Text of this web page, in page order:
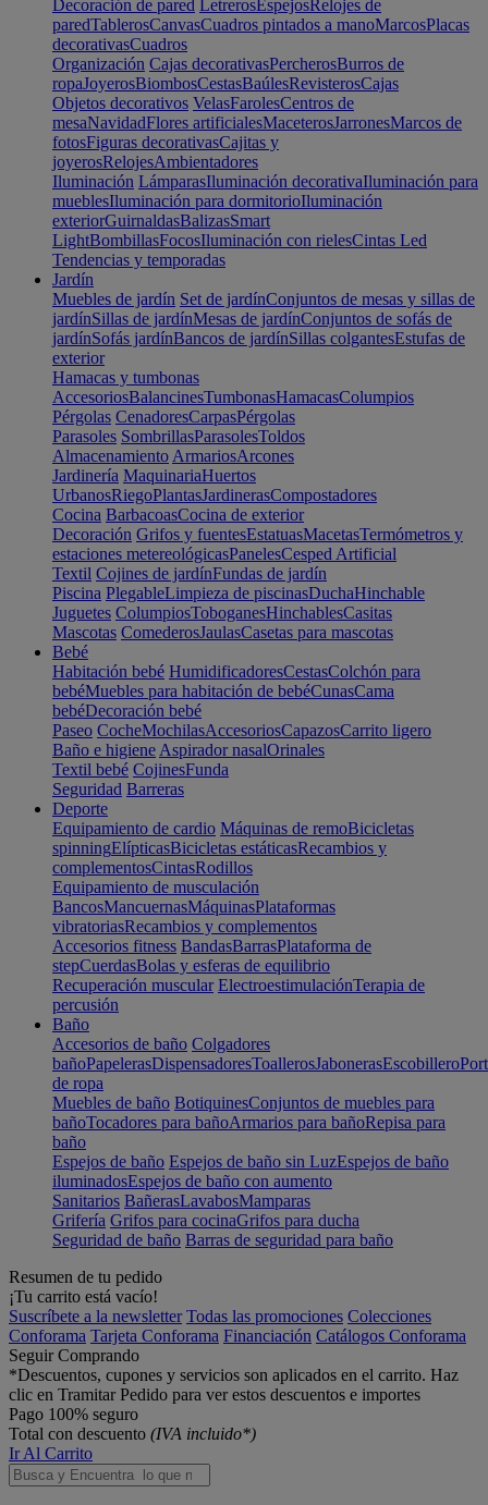
Decoración de pared LetrerosEspejosRelojes de
paredTablerosCanvasCuadros pintados a manoMarcosPlacas
decorativasCuadros
Organización Cajas decorativasPercherosBurros de
ropaJoyerosBiombosCestasBaúlesRevisterosCajas
Objetos decorativos VelasFarolesCentros de
mesaNavidadFlores artificialesMaceterosJarronesMarcos de
fotosFiguras decorativasCajitas y
joyerosRelojesAmbientadores
Iluminación LámparasIluminación decorativaIluminación para
mueblesIluminación para dormitorioIluminación
exteriorGuirnaldasBalizasSmart
LightBombillasFocosIluminación con rielesCintas Led
Tendencias y temporadas
Jardín
Muebles de jardín Set de jardínConjuntos de mesas y sillas de
jardínSillas de jardínMesas de jardínConjuntos de sofás de
jardínSofás jardínBancos de jardínSillas colgantesEstufas de
exterior
Hamacas y tumbonas
AccesoriosBalancinesTumbonasHamacasColumpios
Pérgolas CenadoresCarpasPérgolas
Parasoles SombrillasParasolesToldos
Almacenamiento ArmariosArcones
Jardinería MaquinariaHuertos
UrbanosRiegoPlantasJardinerasCompostadores
Cocina BarbacoasCocina de exterior
Decoración Grifos y fuentesEstatuasMacetasTermómetros y
estaciones metereológicasPanelesCesped Artificial
Textil Cojines de jardínFundas de jardín
Piscina PlegableLimpieza de piscinasDuchaHinchable
Juguetes ColumpiosToboganesHinchablesCasitas
Mascotas ComederosJaulasCasetas para mascotas
Bebé
Habitación bebé HumidificadoresCestasColchón para
bebéMuebles para habitación de bebéCunasCama
bebéDecoración bebé
Paseo CocheMochilasAccesoriosCapazosCarrito ligero
Baño e higiene Aspirador nasalOrinales
Textil bebé CojinesFunda
Seguridad Barreras
Deporte
Equipamiento de cardio Máquinas de remoBicicletas
spinningElípticasBicicletas estáticasRecambios y
complementosCintasRodillos
Equipamiento de musculación
BancosMancuernasMáquinasPlataformas
vibratoriasRecambios y complementos
Accesorios fitness BandasBarrasPlataforma de
stepCuerdasBolas y esferas de equilibrio
Recuperación muscular ElectroestimulaciónTerapia de
percusión
Baño
Accesorios de baño Colgadores
bañoPapelerasDispensadoresToallerosJabonerasEscobillero
de ropa
Muebles de baño BotiquinesConjuntos de muebles para
bañoTocadores para bañoArmarios para bañoRepisa para
baño
Espejos de baño Espejos de baño sin LuzEspejos de baño
iluminadosEspejos de baño con aumento
Sanitarios BañerasLavabosMamparas
Grifería Grifos para cocinaGrifos para ducha
Seguridad de baño Barras de seguridad para baño
Resumen de tu pedido
¡Tu carrito está vacío!
Suscríbete a la newsletter Todas las promociones Colecciones
Conforama Tarjeta Conforama Financiación Catálogos Conforama
Seguir Comprando
*Descuentos, cupones y servicios son aplicados en el carrito. Haz
clic en Tramitar Pedido para ver estos descuentos e importes
Pago 100% seguro
Total con descuento (IVA incluido*)
Ir Al Carrito